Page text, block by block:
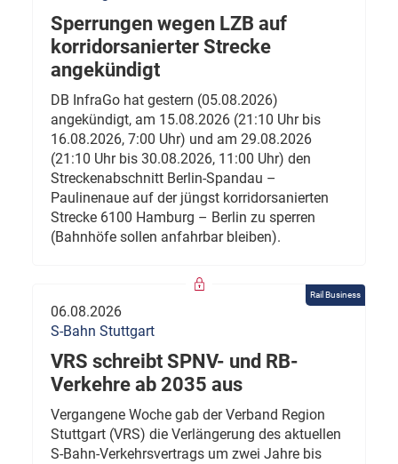
Sperrungen wegen LZB auf
korridorsanierter Strecke
angekündigt
DB InfraGo hat gestern (05.08.2026)
angekündigt, am 15.08.2026 (21:10 Uhr bis
16.08.2026, 7:00 Uhr) und am 29.08.2026
(21:10 Uhr bis 30.08.2026, 11:00 Uhr) den
Streckenabschnitt Berlin-Spandau –
Paulinenaue auf der jüngst korridorsanierten
Strecke 6100 Hamburg – Berlin zu sperren
(Bahnhöfe sollen anfahrbar bleiben).
Rail Business
06.08.2026
S-Bahn Stuttgart
VRS schreibt SPNV- und RB-
Verkehre ab 2035 aus
Vergangene Woche gab der Verband Region
Stuttgart (VRS) die Verlängerung des aktuellen
S-Bahn-Verkehrsvertrags um zwei Jahre bis